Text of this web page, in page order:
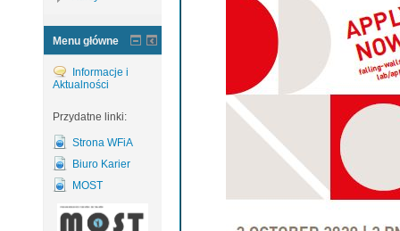
Menu główne
Informacje i
Aktualności
Przydatne linki:
Strona WFiA
Biuro Karier
MOST